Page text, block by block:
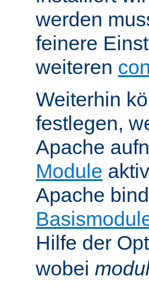
werden
feinere
weiteren
Weiterhin
festlegen,
Apache
Module
Apache
Hilfe der
wobei